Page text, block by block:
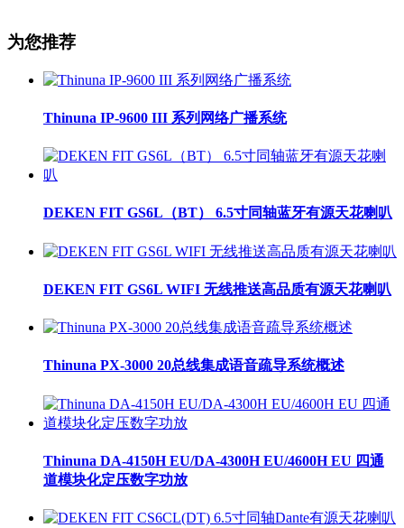
为您推荐
Thinuna IP-9600 III 系列网络广播系统
DEKEN FIT GS6L（BT） 6.5寸同轴蓝牙有源天花喇叭
DEKEN FIT GS6L WIFI 无线推送高品质有源天花喇叭
Thinuna PX-3000 20总线集成语音疏导系统概述
Thinuna DA-4150H EU/DA-4300H EU/4600H EU 四通
道模块化定压数字功放